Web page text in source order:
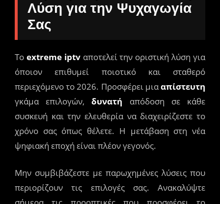
Λύση για την Ψυχαγωγία
Σας
Το extreme iptvαποτελεί την οριστική λύση για
όποιον επιθυμεί ποιοτικό και σταθερό
περιεχόμενο το 2026. Προσφέρει μιααπίστευτη
γκάμα επιλογών,δυνατή απόδοση σε κάθε
συσκευή και την ελευθερία να διαχειρίζεστε το
χρόνο σας όπως θέλετε. Η μετάβαση στη νέα
ψηφιακή εποχή είναι πλέον γεγονός.
Μην συμβιβάζεστε με παρωχημένες λύσεις που
περιορίζουν τις επιλογές σας. Ανακαλύψτε